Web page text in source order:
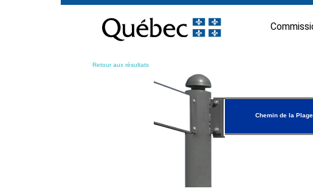
contenu
Retour aux résultats
Chemin de la Plage